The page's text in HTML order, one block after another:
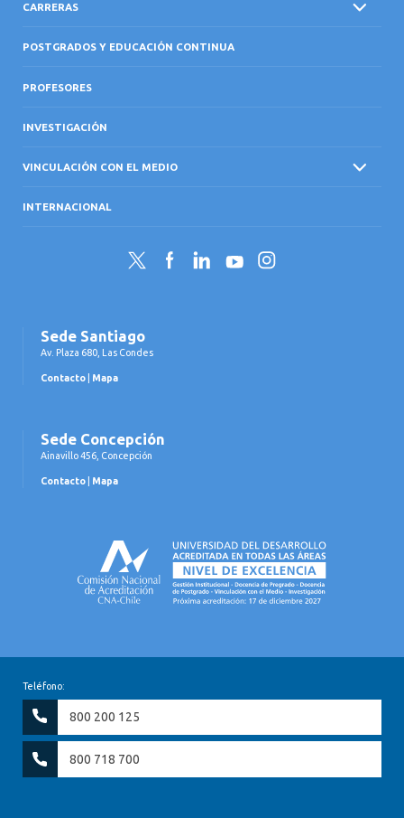
CARRERAS
POSTGRADOS Y EDUCACIÓN CONTINUA
PROFESORES
INVESTIGACIÓN
VINCULACIÓN CON EL MEDIO
INTERNACIONAL
Twitter FacebookLinkedInYouTubeInstagram
Sede Santiago
Av. Plaza 680, Las Condes
Contacto Mapa
Sede Concepción
Ainavillo 456, Concepción
Contacto Mapa
Teléfono:
800 200 125
800 718 700